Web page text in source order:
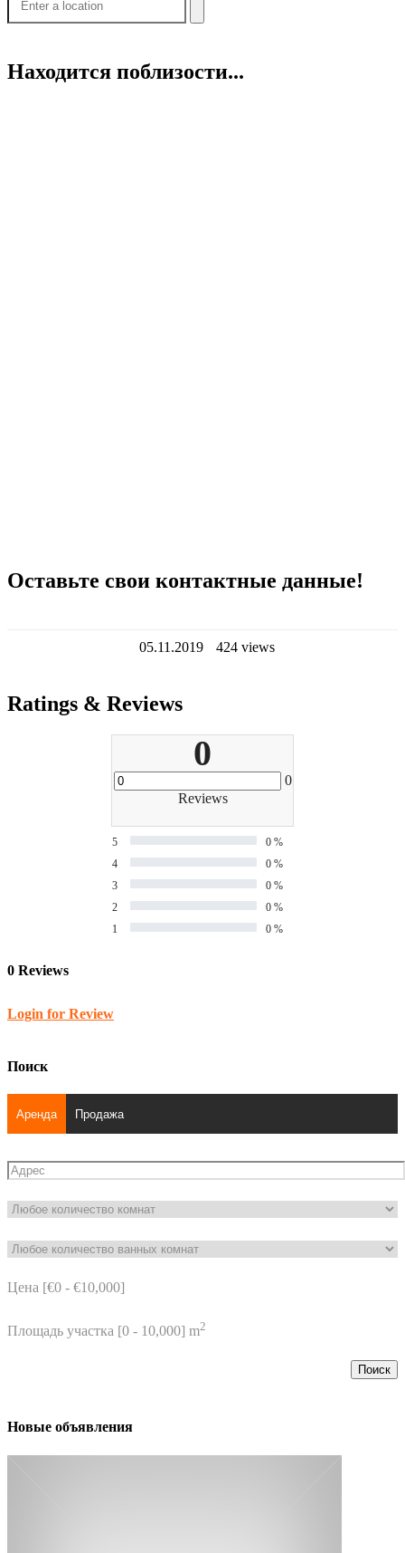
Находится поблизости...
Оставьте свои контактные данные!
05.11.2019 424 views
Ratings & Reviews
0
0
Reviews
5
0 %
4
0 %
3
0 %
2
0 %
1
0 %
0 Reviews
Login for Review
Поиск
Аренда Продажа
Цена [€0 - €10,000]
Площадь участка [0 - 10,000] m2
Поиск
Новые объявления